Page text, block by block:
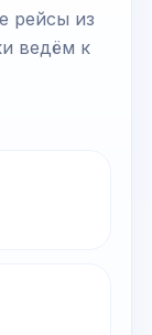
рейсы из
ведём к